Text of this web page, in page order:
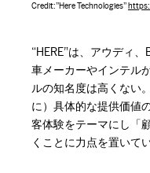
Credit:”Here Technologies”
“HERE”は、アウディ
車メーカーやインテル
ルの知名度は高くない
に）具体的な提供価値
客体験をテーマにし「
くことに力点を置いてい